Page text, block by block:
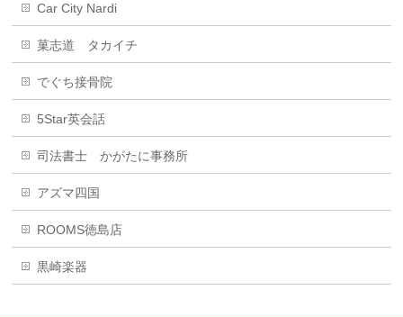
Car City Nardi
菓志道 タカイチ
でぐち接骨院
5Star英会話
司法書士 かがたに事務所
アズマ四国
ROOMS徳島店
黒崎楽器